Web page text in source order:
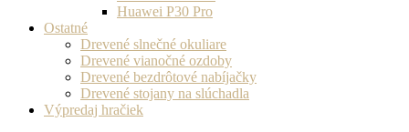
Huawei P30 Pro
Ostatné
Drevené slnečné okuliare
Drevené vianočné ozdoby
Drevené bezdrôtové nabíjačky
Drevené stojany na slúchadla
Výpredaj hračiek